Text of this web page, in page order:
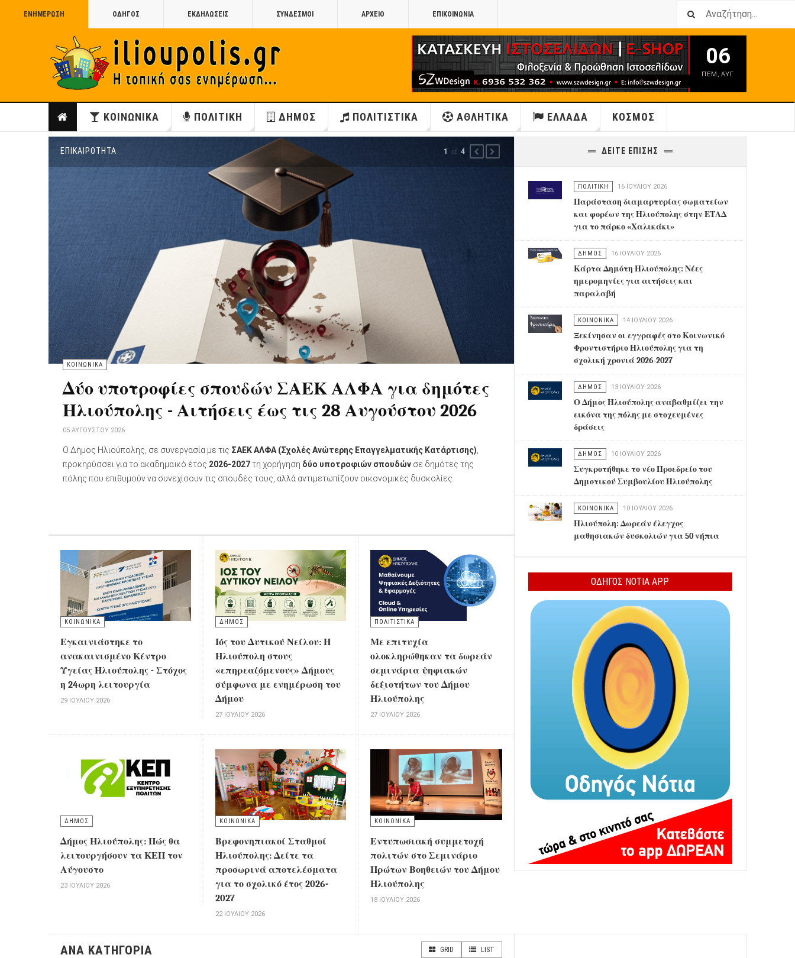
ΕΝΗΜΕΡΩΣΗ ΟΔΗΓΟΣ ΕΚΔΗΛΩΣΕΙΣ ΣΥΝΔΕΣΜΟΙ ΑΡΧΕΙΟ ΕΠΙΚΟΙΝΩΝΙΑ
06
ΠΕΜ ,ΑΥΓ
ΚΟΙΝΩΝΙΚΑ ΠΟΛΙΤΙΚΗ ΔΗΜΟΣ ΠΟΛΙΤΙΣΤΙΚΑ ΑΘΛΗΤΙΚΑ ΕΛΛΑΔΑ ΚΟΣΜΟΣ
ΕΠΙΚΑΙΡΟΤΗΤΑ
ΚΟΙΝΩΝΙΚΑ
Δύο υποτροφίες σπουδών ΣΑΕΚ ΑΛΦΑ για δημότες
Ηλιούπολης - Αιτήσεις έως τις 28 Αυγούστου 2026
05 ΑΥΓΟΎΣΤΟΥ 2026
Ο Δήμος Ηλιούπολης, σε συνεργασία με τις ΣΑΕΚ ΑΛΦΑ (Σχολές Ανώτερης Επαγγελματικής Κατάρτισης)
προκηρύσσει για το ακαδημαϊκό έτος 2026-2027τη χορήγηση δύο υποτροφιών σπουδών σε δημότες της
πόλης που επιθυμούν να συνεχίσουν τις σπουδές τους, αλλά αντιμετωπίζουν οικονομικές δυσκολίες.
1 of 4 PREVIOUS
ΚΟΙΝΩΝΙΚΑ
Εγκαινιάστηκε το
ανακαινισμένο Κέντρο
Υγείας Ηλιούπολης - Στόχος
η 24ωρη λειτουργία
29 ΙΟΥΛΊΟΥ 2026
ΔΗΜΟΣ
Ιός του Δυτικού Νείλου: Η
Ηλιούπολη στους
«επηρεαζόμενους» Δήμους
σύμφωνα με ενημέρωση του
Δήμου
27 ΙΟΥΛΊΟΥ 2026
ΠΟΛΙΤΙΣΤΙΚΑ
Με επιτυχία
ολοκληρώθηκαν τα δωρεάν
σεμινάρια ψηφιακών
δεξιοτήτων του Δήμου
Ηλιούπολης
27 ΙΟΥΛΊΟΥ 2026
ΔΗΜΟΣ
Δήμος Ηλιούπολης: Πώς θα
λειτουργήσουν τα ΚΕΠ τον
Αύγουστο
23 ΙΟΥΛΊΟΥ 2026
ΚΟΙΝΩΝΙΚΑ
Βρεφονηπιακοί Σταθμοί
Ηλιούπολης: Δείτε τα
προσωρινά αποτελέσματα
για το σχολικό έτος 2026-
2027
22 ΙΟΥΛΊΟΥ 2026
ΚΟΙΝΩΝΙΚΑ
Εντυπωσιακή συμμετοχή
πολιτών στο Σεμινάριο
Πρώτων Βοηθειών του Δήμου
Ηλιούπολης
18 ΙΟΥΛΊΟΥ 2026
ΔΕΙΤΕ ΕΠΙΣΗΣ
ΠΟΛΙΤΙΚΗ 16 ΙΟΥΛΊΟΥ 2026
Παράσταση διαμαρτυρίας σωματείων
και φορέων της Ηλιούπολης στην ΕΤΑΔ
για το πάρκο «Χαλικάκι»
ΔΗΜΟΣ 16 ΙΟΥΛΊΟΥ 2026
Κάρτα Δημότη Ηλιούπολης: Νέες
ημερομηνίες για αιτήσεις και
παραλαβή
ΚΟΙΝΩΝΙΚΑ 14 ΙΟΥΛΊΟΥ 2026
Ξεκίνησαν οι εγγραφές στο Κοινωνικό
Φροντιστήριο Ηλιούπολης για τη
σχολική χρονιά 2026-2027
ΔΗΜΟΣ 13 ΙΟΥΛΊΟΥ 2026
Ο Δήμος Ηλιούπολης αναβαθμίζει την
εικόνα της πόλης με στοχευμένες
δράσεις
ΔΗΜΟΣ 10 ΙΟΥΛΊΟΥ 2026
Συγκροτήθηκε το νέο Προεδρείο του
Δημοτικού Συμβουλίου Ηλιούπολης
ΚΟΙΝΩΝΙΚΑ 10 ΙΟΥΛΊΟΥ 2026
Ηλιούπολη: Δωρεάν έλεγχος
μαθησιακών δυσκολιών για 50 νήπια
ΟΔΗΓΟΣ ΝΟΤΙΑ APP
ΑΝΑ ΚΑΤΗΓΟΡΙΑ GRID LIST